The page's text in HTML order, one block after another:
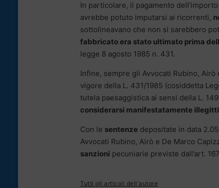
In particolare, il pagamento
avrebbe potuto imputarsi ai ricorrenti,
sottolineavano che non si sarebbero
fabbricato era stato ultimato prima
legge 8 agosto 1985 n. 431.
Infine, sempre gli Avvocati Rubino,
vigore della L. 431/1985 (cosiddetta
tutela paesaggistica ai sensi della L.
considerarsi manifestatamente
Con le sentenze depositate in data
Avvocati Rubino, Airò e De Marco
sanzioni pecuniarie previste dall’art.
Tutti gli articoli dell'autore